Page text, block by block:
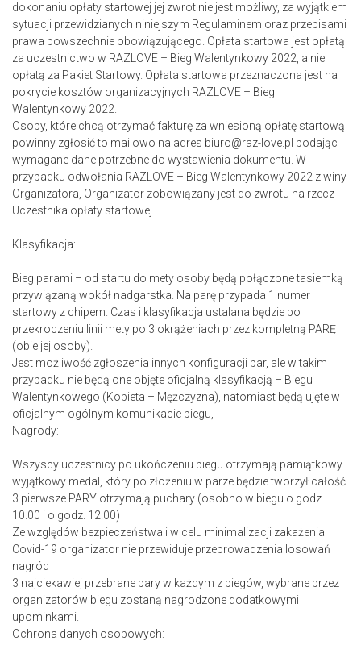
dokonaniu opłaty startowej jej zwrot nie jest możliwy, za wyjątkiem
sytuacji przewidzianych niniejszym Regulaminem oraz przepisami
prawa powszechnie obowiązującego. Opłata startowa jest opłatą
za uczestnictwo w RAZLOVE – Bieg Walentynkowy 2022, a nie
opłatą za Pakiet Startowy. Opłata startowa przeznaczona jest na
pokrycie kosztów organizacyjnych RAZLOVE – Bieg
Walentynkowy 2022.
Osoby, które chcą otrzymać fakturę za wniesioną opłatę startową
powinny zgłosić to mailowo na adres biuro@raz-love.pl podając
wymagane dane potrzebne do wystawienia dokumentu. W
przypadku odwołania RAZLOVE – Bieg Walentynkowy 2022 z winy
Organizatora, Organizator zobowiązany jest do zwrotu na rzecz
Uczestnika opłaty startowej.
Klasyfikacja:
Bieg parami – od startu do mety osoby będą połączone tasiemką
przywiązaną wokół nadgarstka. Na parę przypada 1 numer
startowy z chipem. Czas i klasyfikacja ustalana będzie po
przekroczeniu linii mety po 3 okrążeniach przez kompletną PARĘ
(obie jej osoby).
Jest możliwość zgłoszenia innych konfiguracji par, ale w takim
przypadku nie będą one objęte oficjalną klasyfikacją – Biegu
Walentynkowego (Kobieta – Mężczyzna), natomiast będą ujęte w
oficjalnym ogólnym komunikacie biegu,
Nagrody:
Wszyscy uczestnicy po ukończeniu biegu otrzymają pamiątkowy
wyjątkowy medal, który po złożeniu w parze będzie tworzył całość
3 pierwsze PARY otrzymają puchary (osobno w biegu o godz.
10.00 i o godz. 12.00)
Ze względów bezpieczeństwa i w celu minimalizacji zakażenia
Covid-19 organizator nie przewiduje przeprowadzenia losowań
nagród
3 najciekawiej przebrane pary w każdym z biegów, wybrane przez
organizatorów biegu zostaną nagrodzone dodatkowymi
upominkami.
Ochrona danych osobowych: